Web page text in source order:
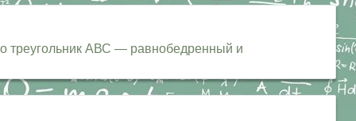
АВС — равнобедренный и